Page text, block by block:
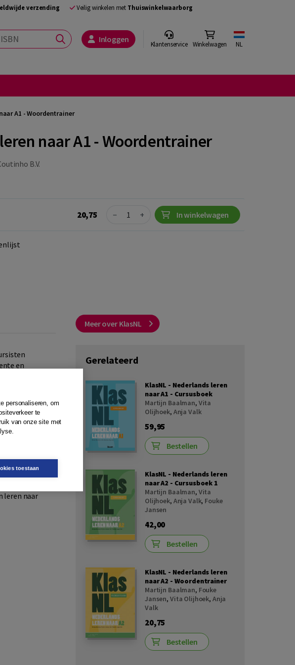
verzending Veilig winkelen met Thuiswinkelwaarborg
Inloggen Klantenservice Winkelwagen NL
A1 - Woordentrainer
naar A1 - Woordentrainer
B.V.
20,75 Quantity
− + In winkelwagen
en
lijst waarin
vinden de
de les
leren naar
Meer over KlasNL
Gerelateerd
KlasNL - Nederlands leren
naar A1 - Cursusboek
Martijn Baalman, Vita
Olijhoek, Anja Valk
59,95
Bestellen
KlasNL - Nederlands leren
naar A2 - Cursusboek 1
Martijn Baalman, Vita
Olijhoek, Anja Valk, Fouke
Jansen
42,00
Bestellen
KlasNL - Nederlands leren
naar A2 - Woordentrainer
Martijn Baalman, Fouke
Jansen, Vita Olijhoek, Anja
Valk
20,75
Bestellen
personaliseren, om
te
van onze site met
toestaan